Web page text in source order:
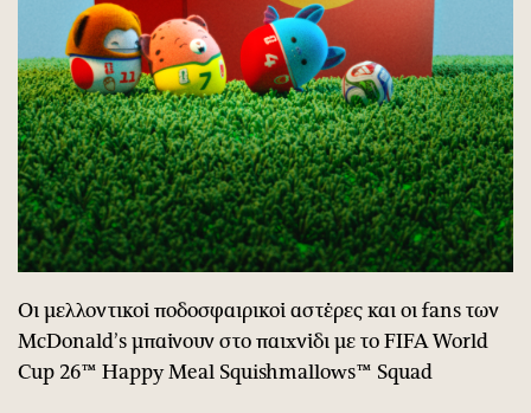
Οι μελλοντικοί ποδοσφαιρικοί αστέρες και οι fans των
McDonald’s μπαίνουν στο παιχνίδι με το FIFA World
Cup 26™ Happy Meal Squishmallows™ Squad